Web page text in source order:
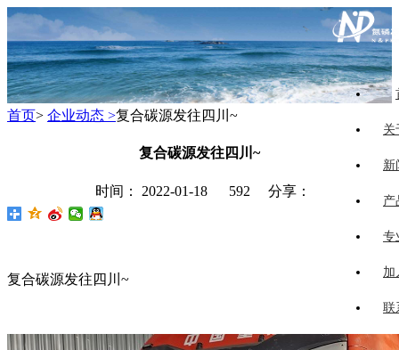
关
新
产
专
加
联
首页> 企业动态 >复合碳源发往四川~
复合碳源发往四川~
时间： 2022-01-18 592 分享：
复合碳源发往四川~